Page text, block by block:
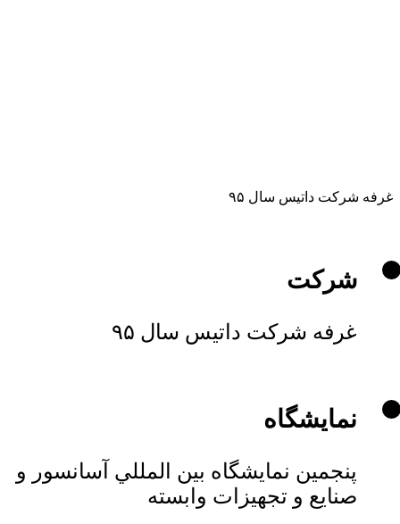
غرفه شرکت داتیس سال ۹۵
شرکت
غرفه شرکت داتیس سال ۹۵
نمایشگاه
پنجمين نمايشگاه بين المللي آسانسور و
صنايع و تجهيزات وابسته